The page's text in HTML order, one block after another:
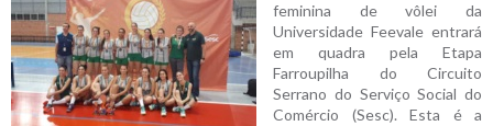
feminina de vôlei da
Universidade Feevale entrará
em quadra pela Etapa
Farroupilha do Circuito
Serrano do Serviço Social do
Comércio (Sesc). Esta é a